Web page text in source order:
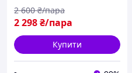
2 298₴/пара
2 600 ₴/пара
Купити